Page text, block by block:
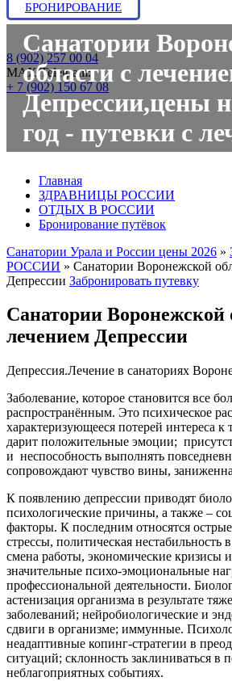
БРОНИРОВАНИЕ
8 (902) 257 00 04
МАХ/Telegram:
+ 7 (902) 150 67 08
Санатории
области с
Депрессии,цены
год - путевки с
Главная
ЗДРАВНИЦЫ РОССИИ
ОТДЫХ В РОССИИ
Бронирование путёвок
Санатории Урала и России цены 2026 »
РОССИИ » Санатории Воронежской
Депрессии Забронировать путевку
Санатории Воронежской
лечением Депрессии
Депрессия.Лечение в санаториях
Заболевание, которое становится все
распространённым. Это психическое
характеризующееся потерей интереса к
дарит положительные эмоции;
и неспособность выполнять
сопровождают чувство вины,
К появлению депрессии приводят
психологические причины, а также –
факторы. К последним относятся
стрессы, политическая нестабильность
смена работы, экономические кризисы
значительные психо-эмоциональные
профессиональной деятельности.
астенизация организма в результате
заболеваний; нейробиологические и
сдвиги в организме; иммунные.
неадаптивные копинг-стратегии в
ситуаций; склонность заклиниваться в
неблагоприятных событиях.